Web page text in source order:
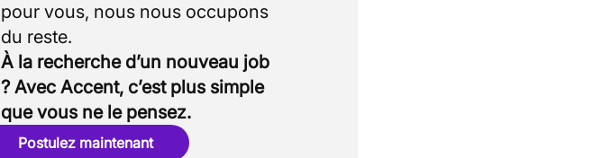
pour vous, nous nous occupons
À la recherche d’un nouveau job
? Avec Accent, c’est plus simple
que vous ne le pensez.
Postulez maintenant